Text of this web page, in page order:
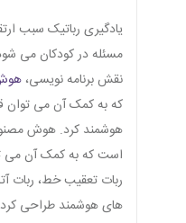
یادگیری رباتیک سبب
مسئله در کودکان می
نقش برنامه نویسی،
که به کمک آن می توان
هوشمند کرد. هوش
است که به کمک آن می
ربات تعقیب خط، ربات
های هوشمند طراحی